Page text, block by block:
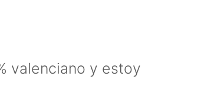
valenciano y estoy